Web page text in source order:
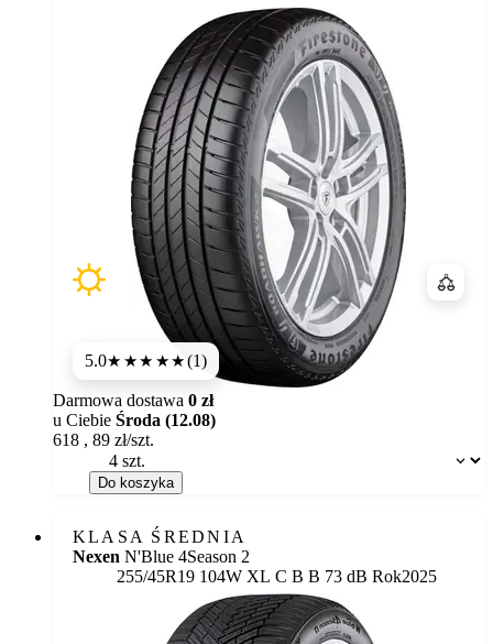
5.0★★★★★(1)
Dostępność:
Darmowa dostawa 0 zł
u Ciebie Środa (12.08)
618 , 89 zł/szt.
Do koszyka
KLASA ŚREDNIA
Nexen N'Blue 4Season 2
255/45R19 104W XL Etykieta:
C B B 73 dB Rok2025